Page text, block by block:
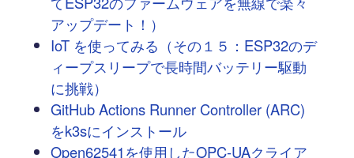
アップデート！）
IoT を使ってみる（その１５：ESP32のデ
ィープスリープで長時間バッテリー駆動
に挑戦）
GitHub Actions Runner Controller (ARC)
をk3sにインストール
Open62541を使用したOPC-UAクライア